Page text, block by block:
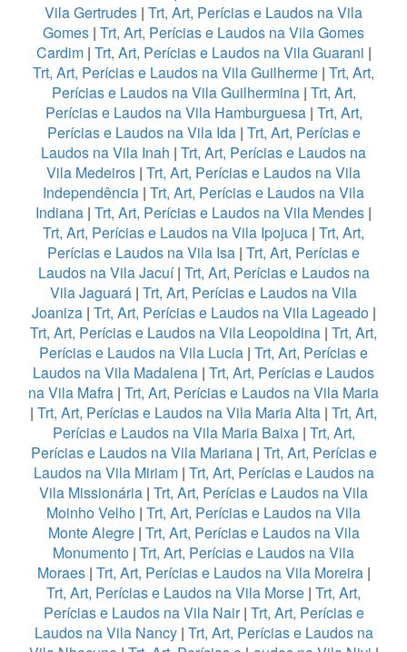
Vila Gertrudes | Trt, Art, Perícias e Laudos na Vila
Gomes | Trt, Art, Perícias e Laudos na Vila Gomes
Cardim| Trt, Art, Perícias e Laudos na Vila Guarani |
Trt, Art, Perícias e Laudos na Vila Guilherme | Trt, Art,
Perícias e Laudos na Vila Guilhermina| Trt, Art,
Perícias e Laudos na Vila Hamburguesa| Trt, Art,
Perícias e Laudos na Vila Ida| Trt, Art, Perícias e
Laudos na Vila Inah | Trt, Art, Perícias e Laudos na
Vila Medeiros | Trt, Art, Perícias e Laudos na Vila
Independência | Trt, Art, Perícias e Laudos na Vila
Indiana | Trt, Art, Perícias e Laudos na Vila Mendes |
Trt, Art, Perícias e Laudos na Vila Ipojuca | Trt, Art,
Perícias e Laudos na Vila Isa | Trt, Art, Perícias e
Laudos na Vila Jacuí| Trt, Art, Perícias e Laudos na
Vila Jaguará | Trt, Art, Perícias e Laudos na Vila
Joaniza| Trt, Art, Perícias e Laudos na Vila Lageado|
Trt, Art, Perícias e Laudos na Vila Leopoldina | Trt, Art,
Perícias e Laudos na Vila Lucia | Trt, Art, Perícias e
Laudos na Vila Madalena | Trt, Art, Perícias e Laudos
na Vila Mafra | Trt, Art, Perícias e Laudos na Vila Maria
| Trt, Art, Perícias e Laudos na Vila Maria Alta | Trt, Art,
Perícias e Laudos na Vila Maria Baixa| Trt, Art,
Perícias e Laudos na Vila Mariana| Trt, Art, Perícias e
Laudos na Vila Miriam| Trt, Art, Perícias e Laudos na
Vila Missionária | Trt, Art, Perícias e Laudos na Vila
Moinho Velho | Trt, Art, Perícias e Laudos na Vila
Monte Alegre| Trt, Art, Perícias e Laudos na Vila
Monumento | Trt, Art, Perícias e Laudos na Vila
Moraes| Trt, Art, Perícias e Laudos na Vila Moreira|
Trt, Art, Perícias e Laudos na Vila Morse | Trt, Art,
Perícias e Laudos na Vila Nair| Trt, Art, Perícias e
Laudos na Vila Nancy| Trt, Art, Perícias e Laudos na